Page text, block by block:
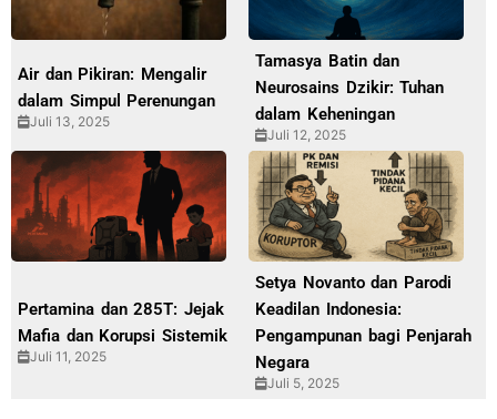
Air dan Pikiran: Mengalir
dalam Simpul Perenungan
Juli 13, 2025
Tamasya Batin dan
Neurosains Dzikir: Tuhan
dalam Keheningan
Juli 12, 2025
Pertamina dan 285T: Jejak
Mafia dan Korupsi Sistemik
Juli 11, 2025
Setya Novanto dan Parodi
Keadilan Indonesia:
Pengampunan bagi Penjarah
Negara
Juli 5, 2025